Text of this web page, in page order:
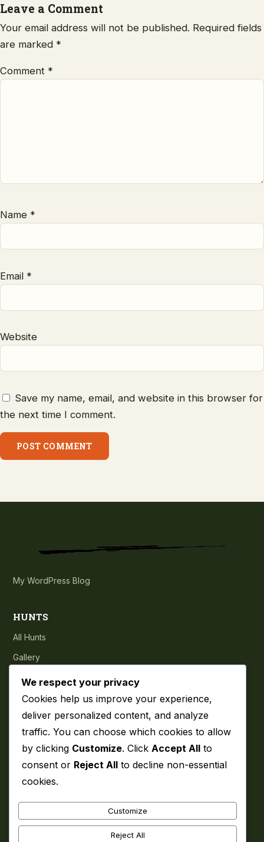
Leave a Comment
Your email address will not be published. Required fields
are marked *
Comment *
Name *
Email *
Website
Save my name, email, and website in this browser for
the next time I comment.
My WordPress Blog
HUNTS
All Hunts
Gallery
Testimonials
COMPANY
About
Blog
Contact
GET IN TOUCH
We respect your privacy
Cookies help us improve your experience,
deliver personalized content, and analyze
traffic. You can choose which cookies to allow
by clicking Customize. Click Accept All to
consent or Reject All to decline non-essential
cookies.
Customize
Reject All